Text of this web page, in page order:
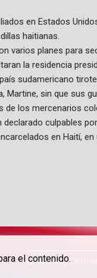
el contenido.
en Estados
haitianas.
varios planes para
la residencia
sudamericano
sin que sus
los mercenarios
culpables
en Haití, en
© Morning